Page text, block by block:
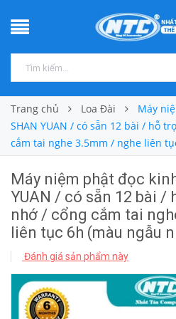
Trang chủ Loa Đài
Máy
SHAN YUAN / có sẵn 12 bài / hỗ
cắm tai nghe 3.5mm / nghe liên
Máy niệm phật đọc
YUAN / có sẵn 12 bài /
nhớ / cổng cắm tai
liên tục 6h (màu ngẫu
Đánh giá sản phẩm này